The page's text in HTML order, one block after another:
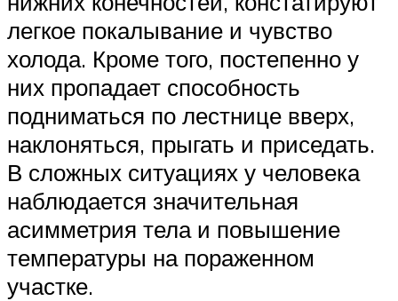
легкое покалывание и чувство
холода. Кроме того, постепенно у
них пропадает способность
подниматься по лестнице вверх,
наклоняться, прыгать и приседать.
В сложных ситуациях у человека
наблюдается значительная
асимметрия тела и повышение
температуры на пораженном
участке.